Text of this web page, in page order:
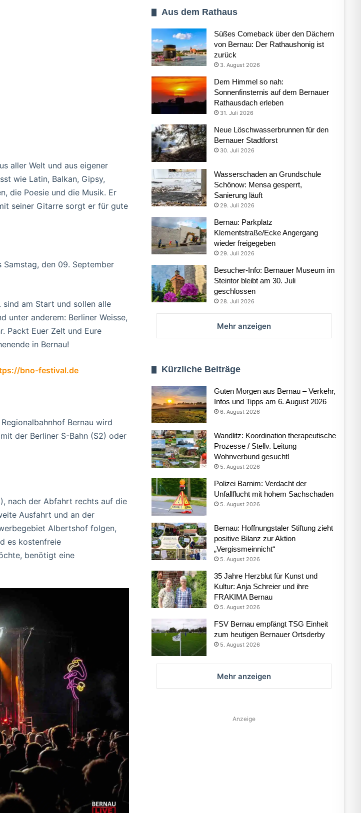
aller Welt und aus eigener
wie Latin, Balkan, Gipsy,
die Poesie und die Musik. Er
seiner Gitarre sorgt er für gute
den 09. September
sind am Start und sollen alle
unter anderem: Berliner Weisse,
Packt Euer Zelt und Eure
in Bernau!
bno-festival.de
Bernau wird
der Berliner S-Bahn (S2) oder
nach der Abfahrt rechts auf die
Ausfahrt und an der
Albertshof folgen,
es kostenfreie
benötigt eine
Aus dem Rathaus
Süßes Comeback über den Dächern
von Bernau: Der Rathaushonig ist
zurück
3. August 2026
Dem Himmel so nah:
Sonnenfinsternis auf dem Bernauer
Rathausdach erleben
31. Juli 2026
Neue Löschwasserbrunnen für den
Bernauer Stadtforst
30. Juli 2026
Wasserschaden an Grundschule
Schönow: Mensa gesperrt,
Sanierung läuft
29. Juli 2026
Bernau: Parkplatz
Klementstraße/Ecke Angergang
wieder freigegeben
29. Juli 2026
Besucher-Info: Bernauer Museum im
Steintor bleibt am 30. Juli
geschlossen
28. Juli 2026
Mehr anzeigen
Kürzliche Beiträge
Guten Morgen aus Bernau – Verkehr,
Infos und Tipps am 6. August 2026
6. August 2026
Wandlitz: Koordination therapeutische
Prozesse / Stellv. Leitung
Wohnverbund gesucht!
5. August 2026
Polizei Barnim: Verdacht der
Unfallflucht mit hohem Sachschaden
5. August 2026
Bernau: Hoffnungstaler Stiftung zieht
positive Bilanz zur Aktion
„Vergissmeinnicht“
5. August 2026
35 Jahre Herzblut für Kunst und
Kultur: Anja Schreier und ihre
FRAKIMA Bernau
5. August 2026
FSV Bernau empfängt TSG Einheit
zum heutigen Bernauer Ortsderby
5. August 2026
Mehr anzeigen
Anzeige